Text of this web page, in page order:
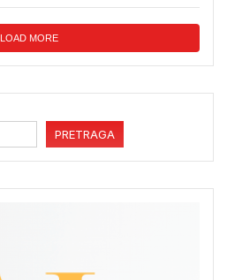
LOAD MORE
PRETRAGA